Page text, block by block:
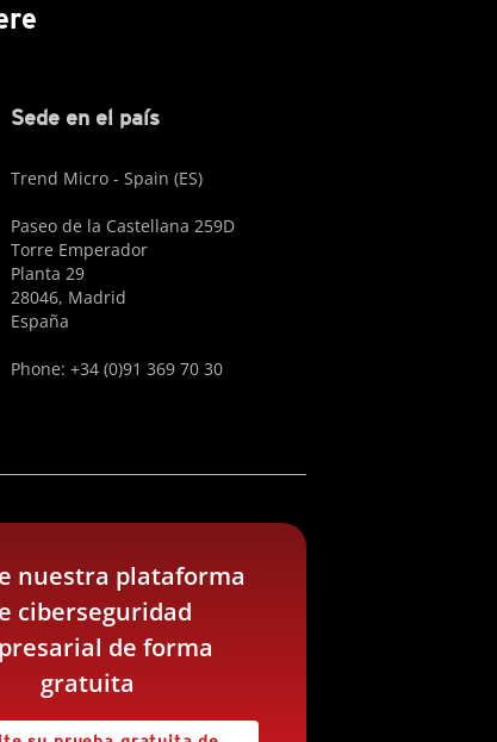
Sede en el país
Trend Micro - Spain (ES)
Paseo de la Castellana 259D
Torre Emperador
Planta 29
28046, Madrid
España
Phone: +34 (0)91 369 70 30
nuestra plataforma
ciberseguridad
de forma
gratuita